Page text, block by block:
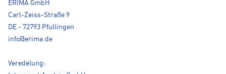
ERIMA GmbH
Carl-Zeiss-Straße 9
DE - 72793 Pfullingen
info@erima.de
Veredelung: